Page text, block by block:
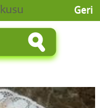
Geri